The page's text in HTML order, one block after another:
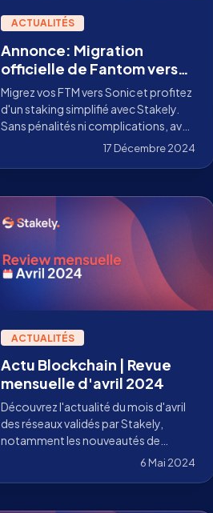
ACTUALITÉS
Annonce: Migration
officielle de Fantom vers
Sonic
Migrez vos FTM vers Sonic et profitez
d'un staking simplifié avec Stakely.
Sans pénalités ni complications, avec
un verrou de 14 jours et un APR de 3,5
17 Décembre 2024
ACTUALITÉS
Actu Blockchain | Revue
mensuelle d'avril 2024
Découvrez l'actualité du mois d'avril
des réseaux validés par Stakely,
notamment les nouveautés de
Polkadot, Ethereum, Solana et plus
6 Mai 2024